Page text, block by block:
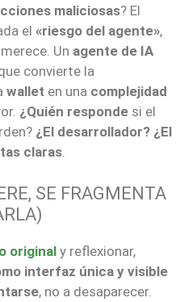
maliciosas? El
el «riesgo del agente»,
Un agente de IA
convierte la
wallet en una complejidad
¿Quién responde si el
¿El desarrollador? ¿El
claras.
SE FRAGMENTA
original y reflexionar,
interfaz única y visible
, no a desaparecer.